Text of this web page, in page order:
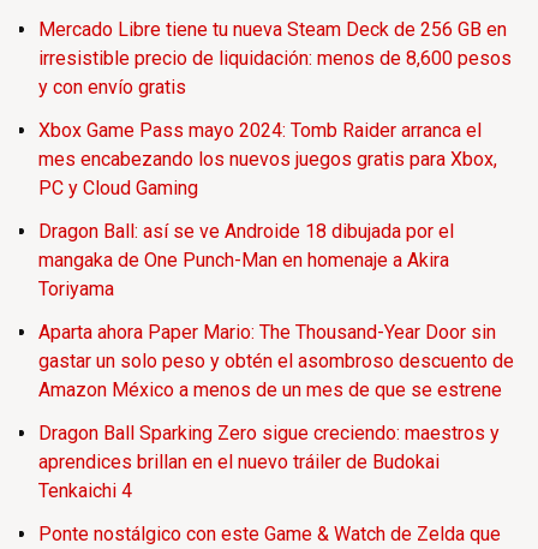
Mercado Libre tiene tu nueva Steam Deck de 256 GB en
irresistible precio de liquidación: menos de 8,600 pesos
y con envío gratis
Xbox Game Pass mayo 2024: Tomb Raider arranca el
mes encabezando los nuevos juegos gratis para Xbox,
PC y Cloud Gaming
Dragon Ball: así se ve Androide 18 dibujada por el
mangaka de One Punch-Man en homenaje a Akira
Toriyama
Aparta ahora Paper Mario: The Thousand-Year Door sin
gastar un solo peso y obtén el asombroso descuento de
Amazon México a menos de un mes de que se estrene
Dragon Ball Sparking Zero sigue creciendo: maestros y
aprendices brillan en el nuevo tráiler de Budokai
Tenkaichi 4
Ponte nostálgico con este Game & Watch de Zelda que